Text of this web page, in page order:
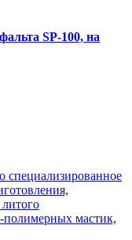
SP-100, на
специализированное
полимерных мастик,